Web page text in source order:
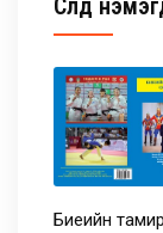
Сүүлд
Биеийн